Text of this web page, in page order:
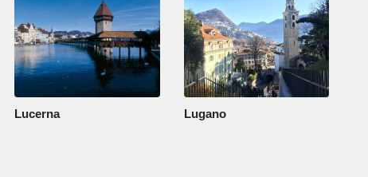
Lucerna Lugano